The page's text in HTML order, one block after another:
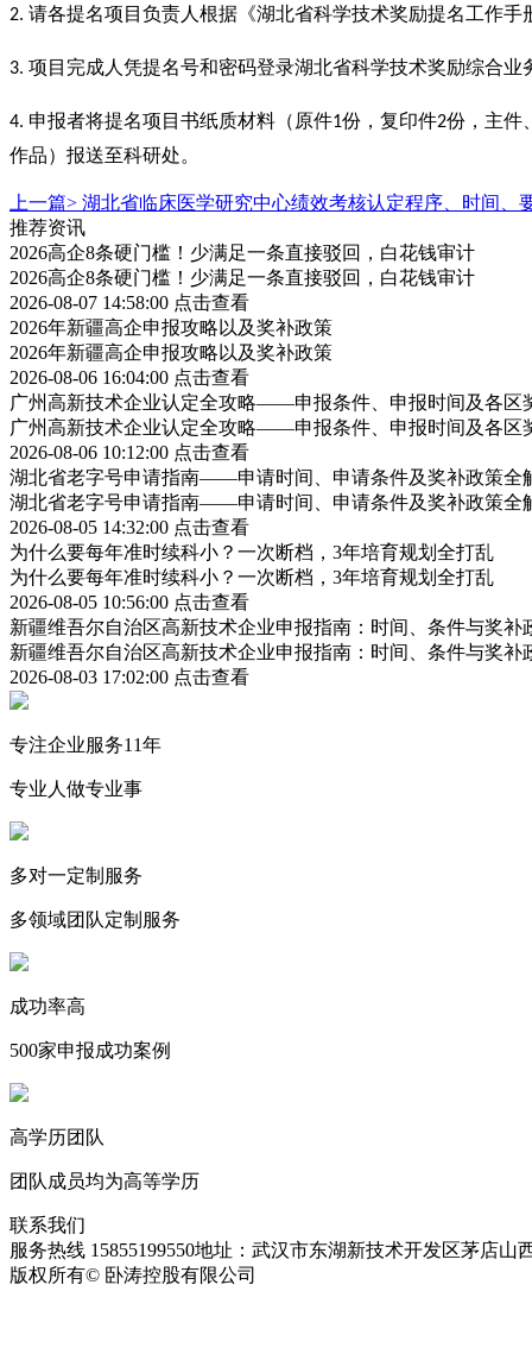
2. 请各提名项目负责人根据《湖北省科学技术奖励提名工作手
3. 项目完成人凭提名号和密码登录湖北省科学技术奖励综合
4. 申报者将提名项目书纸质材料（原件1份，复印件2份，主件
作品）报送至科研处。
上一篇> 湖北省临床医学研究中心绩效考核认定程序、时间、
推荐资讯
2026高企8条硬门槛！少满足一条直接驳回，白花钱审计
2026高企8条硬门槛！少满足一条直接驳回，白花钱审计
2026-08-07 14:58:00 点击查看
2026年新疆高企申报攻略以及奖补政策
2026年新疆高企申报攻略以及奖补政策
2026-08-06 16:04:00 点击查看
广州高新技术企业认定全攻略——申报条件、申报时间及各区
广州高新技术企业认定全攻略——申报条件、申报时间及各区
2026-08-06 10:12:00 点击查看
湖北省老字号申请指南——申请时间、申请条件及奖补政策全
湖北省老字号申请指南——申请时间、申请条件及奖补政策全
2026-08-05 14:32:00 点击查看
为什么要每年准时续科小？一次断档，3年培育规划全打乱
为什么要每年准时续科小？一次断档，3年培育规划全打乱
2026-08-05 10:56:00 点击查看
新疆维吾尔自治区高新技术企业申报指南：时间、条件与奖补
新疆维吾尔自治区高新技术企业申报指南：时间、条件与奖补
2026-08-03 17:02:00 点击查看
专注企业服务11年
专业人做专业事
多对一定制服务
多领域团队定制服务
成功率高
500家申报成功案例
高学历团队
团队成员均为高等学历
联系我们
服务热线 15855199550地址：武汉市东湖新技术开发区茅店山
版权所有© 卧涛控股有限公司